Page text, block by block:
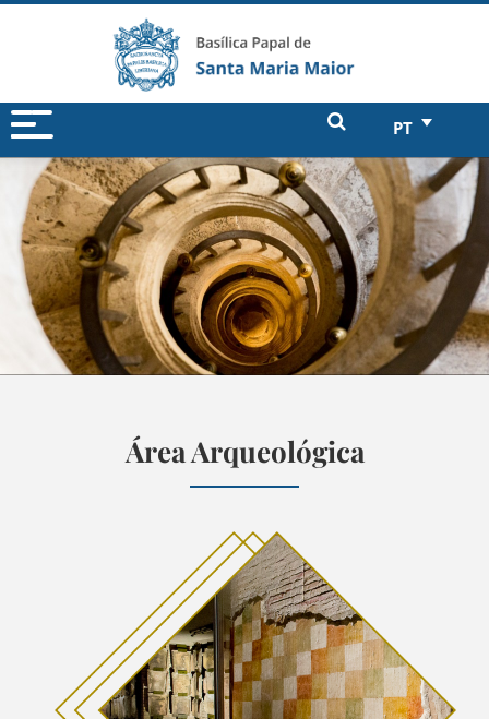
PT
Área Arqueológica